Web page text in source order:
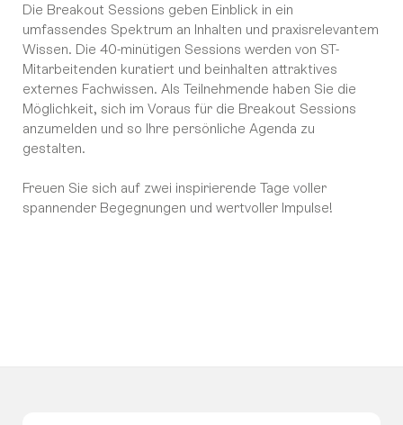
Die Breakout Sessions geben Einblick in ein
umfassendes Spektrum an Inhalten und praxisrelevantem
Wissen. Die 40-minütigen Sessions werden von ST-
Mitarbeitenden kuratiert und beinhalten attraktives
externes Fachwissen. Als Teilnehmende haben Sie die
Möglichkeit, sich im Voraus für die Breakout Sessions
anzumelden und so Ihre persönliche Agenda zu
gestalten.
Freuen Sie sich auf zwei inspirierende Tage voller
spannender Begegnungen und wertvoller Impulse!